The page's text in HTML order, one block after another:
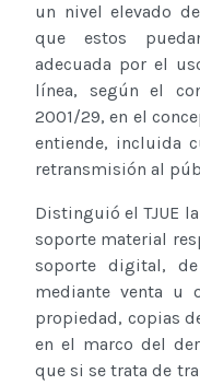
un nivel elevado
que estos
adecuada por el
línea, según el
2001/29, en el
entiende, incluida
retransmisión al
Distinguió el TJUE
soporte material
soporte digital,
mediante venta u
propiedad, copias
en el marco del
que si se trata de